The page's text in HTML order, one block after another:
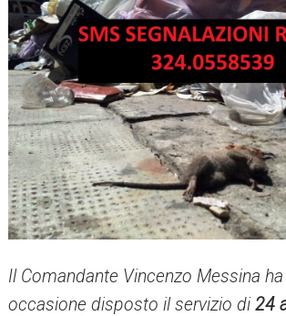
Il Comandante Vincenzo Messina
occasione disposto il servizio di24